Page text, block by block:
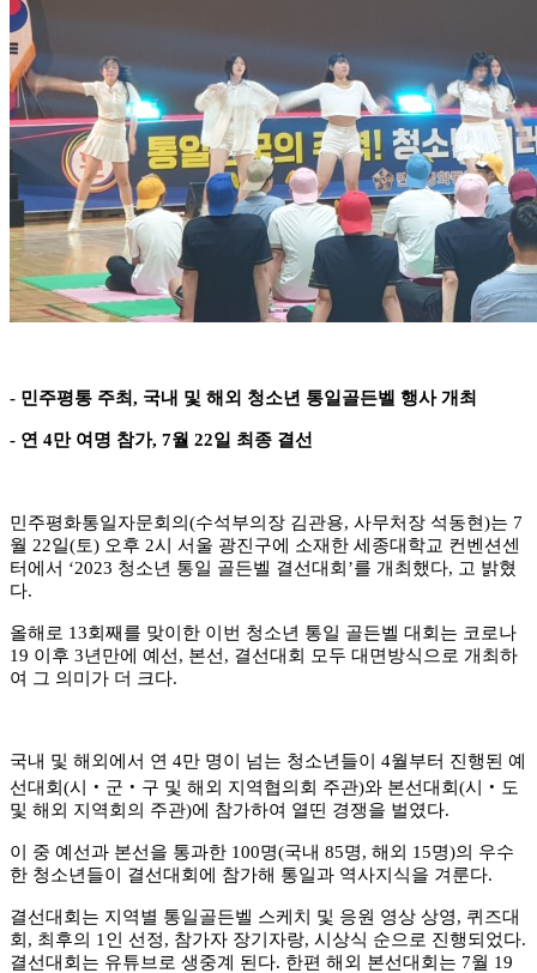
- 민주평통 주최, 국내 및 해외 청소년 통일골든벨 행사 개최
- 연 4만 여명 참가, 7월 22일 최종 결선
민주평화통일자문회의(수석부의장 김관용, 사무처장 석동현)는 7
월 22일(토) 오후 2시 서울 광진구에 소재한 세종대학교 컨벤션센
터에서 ‘2023 청소년 통일 골든벨 결선대회’를 개최했다, 고 밝혔
다.
올해로 13회째를 맞이한 이번 청소년 통일 골든벨 대회는 코로나
19 이후 3년만에 예선, 본선, 결선대회 모두 대면방식으로 개최하
여 그 의미가 더 크다.
국내 및 해외에서 연 4만 명이 넘는 청소년들이 4월부터 진행된 예
선대회(시 ‧ 군 ‧ 구 및 해외 지역협의회 주관)와 본선대회(시 ‧ 도
및 해외 지역회의 주관)에 참가하여 열띤 경쟁을 벌였다.
이 중 예선과 본선을 통과한 100명(국내 85명, 해외 15명)의 우수
한 청소년들이 결선대회에 참가해 통일과 역사지식을 겨룬다.
결선대회는 지역별 통일골든벨 스케치 및 응원 영상 상영, 퀴즈대
회, 최후의 1 인 선정, 참가자 장기자랑, 시상식 순으로 진행되었다.
결선대회는 유튜브로 생중계 된다. 한편 해외 본선대회는 7월 19